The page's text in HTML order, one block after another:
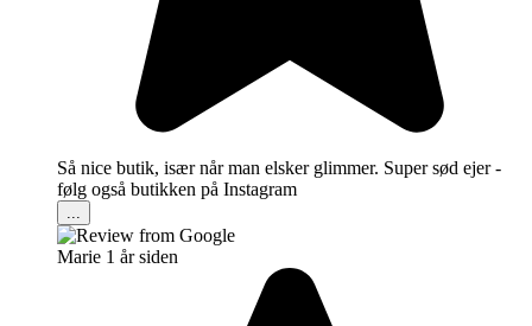
Så nice butik, især når man elsker glimmer. Super sød ejer -
følg også butikken på Instagram
Marie 1 år siden